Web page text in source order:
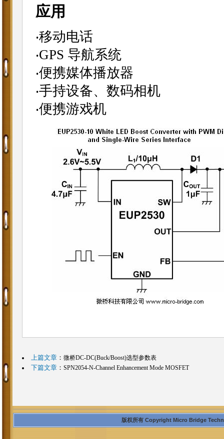
应用
‧移动电话
‧GPS 导航系统
‧便携媒体播放器
‧手持设备、数码相机
‧便携游戏机
上篇文章： 微桥DC-DC(Buck/Boost)选型参数表
下篇文章： SPN2054-N-Channel Enhancement Mode MOSFET
版权所有 Copyright Micro Bridge